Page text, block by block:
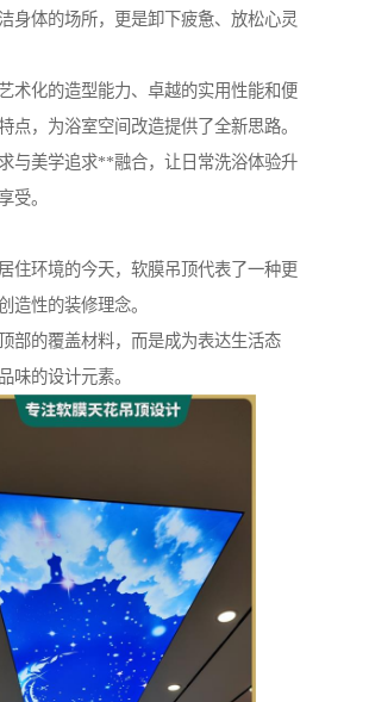
身体的场所，更是卸下疲惫、放松心灵
术化的造型能力、卓越的实用性能和便
点，为浴室空间改造提供了全新思路。
与美学追求**融合，让日常洗浴体验升
受。
住环境的今天，软膜吊顶代表了一种更
造性的装修理念。
部的覆盖材料，而是成为表达生活态
味的设计元素。